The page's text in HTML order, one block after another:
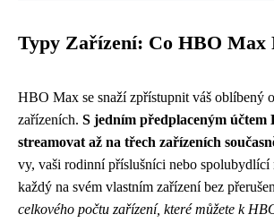
Typy Zařízení: Co HBO Max
HBO Max se snaží zpřístupnit váš oblíbený
zařízeních. S jedním předplaceným účtem
streamovat až na třech zařízeních
vy, vaši rodinní příslušníci nebo spolubydlící
každý na svém vlastním zařízení bez
celkového počtu zařízení, které můžete k